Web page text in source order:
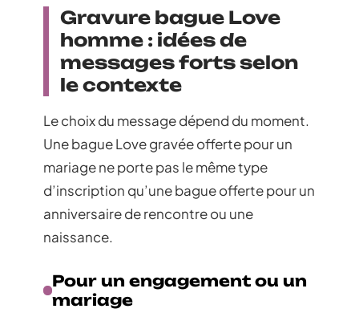
Gravure bague Love
homme : idées de
messages forts selon
le contexte
Le choix du message dépend du moment.
Une bague Love gravée offerte pour un
mariage ne porte pas le même type
d’inscription qu’une bague offerte pour un
anniversaire de rencontre ou une
naissance.
Pour un engagement ou un
mariage